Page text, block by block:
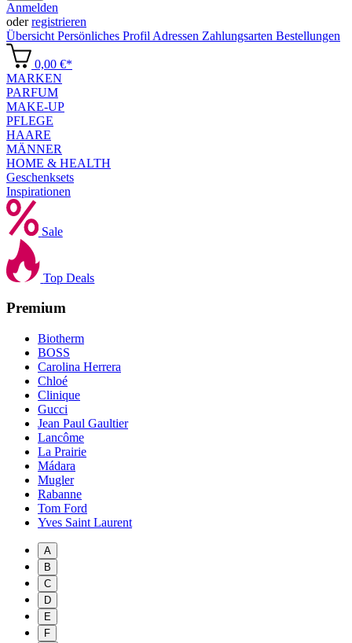
Anmelden
oderregistrieren
Übersicht Persönliches Profil Adressen Zahlungsarten Bestellungen
0,00 €*
MARKEN
PARFUM
MAKE-UP
PFLEGE
HAARE
MÄNNER
HOME & HEALTH
Geschenksets
Inspirationen
Sale
Top Deals
Premium
Biotherm
BOSS
Carolina Herrera
Chloé
Clinique
Gucci
Jean Paul Gaultier
Lancôme
La Prairie
Mádara
Mugler
Rabanne
Tom Ford
Yves Saint Laurent
A
B
C
D
E
F